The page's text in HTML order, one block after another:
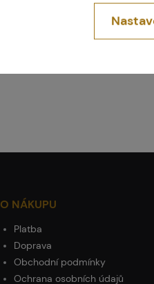
Koupit
O NÁKUPU
Platba
Doprava
Obchodní podmínky
Ochrana osobních údajů